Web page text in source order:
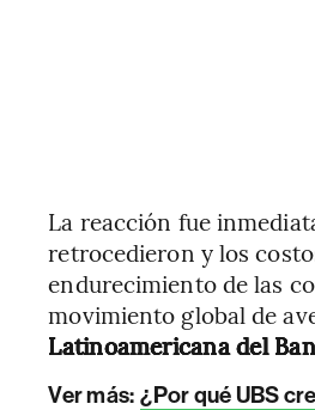
La reacción fue
retrocedieron y los
endurecimiento de las
movimiento global de
Latinoamericana del
Ver más: ¿Por qué UBS